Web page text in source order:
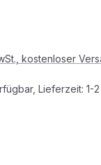
kostenloser
Lieferzeit: 1-